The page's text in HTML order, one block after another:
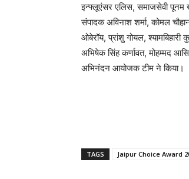
इन्फ्लूएंसर एलिस, समाजसेवी पूनम
संपादक अविनाश शर्मा, कोमल
ओबेरॉय, प्रांशु गोयल,
अभिषेक सिंह कर्णावत, मोहम्मद
अभिनंदन आयोजक टीम ने किया।
TAGS Jaipur Choice Award